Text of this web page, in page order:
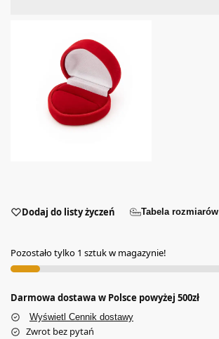
Dodaj do listy życzeń Tabela rozmiarów
Pozostało tylko 1 sztuk w magazynie!
Darmowa dostawa w Polsce powyżej 500zł
Wyświetl Cennik dostawy
Zwrot bez pytań